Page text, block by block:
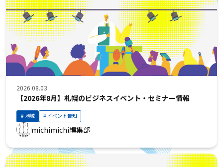
2026.08.03
【2026年8月】札幌のビジネスイベント・セミナー情報
地域 イベント告知
michimichi編集部